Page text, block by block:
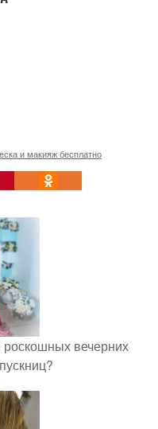
и макияж бесплатно
вечерних